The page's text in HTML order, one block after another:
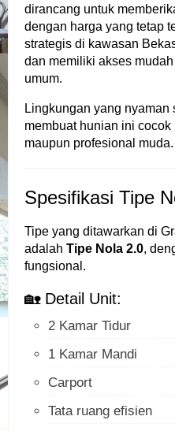
dirancang untuk
dengan harga yang tetap
strategis di kawasan
dan memiliki akses
umum.
Lingkungan yang nyaman
membuat hunian ini cocok
maupun profesional muda.
Spesifikasi Tipe
Tipe yang ditawarkan di
adalah Tipe Nola 2.0,
fungsional.
🏡 Detail Unit:
2 Kamar Tidur
1 Kamar Mandi
Carport
Tata ruang efisien